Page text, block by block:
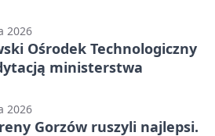
2026
Ośrodek Technologiczny
ministerstwa
2026
Gorzów ruszyli najlepsi.